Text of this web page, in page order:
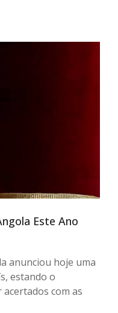
Este Ano
anunciou hoje uma
estando o
com as